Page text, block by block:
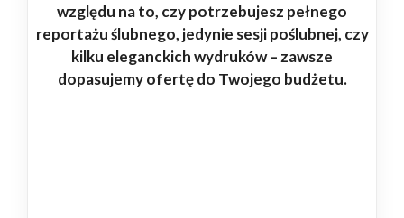
względu na to, czy potrzebujesz pełnego
reportażu ślubnego, jedynie sesji poślubnej, czy
kilku eleganckich wydruków – zawsze
dopasujemy ofertę do Twojego budżetu.